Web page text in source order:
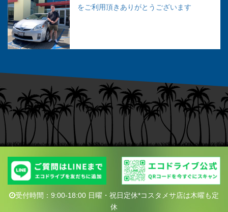
をご利用頂きありがとうございます
受付時間：9:00-18:00 日曜・祝日定休*コスタメサ店は木曜も定
休